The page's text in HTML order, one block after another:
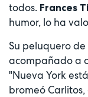
todos. Frances
humor, lo ha
Su peluquero de
acompañado a
"Nueva York
bromeó